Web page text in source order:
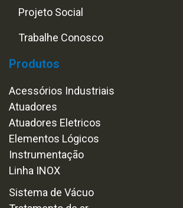
Projeto Social
Trabalhe Conosco
Produtos
Acessórios Industriais
Atuadores
Atuadores Eletricos
Elementos Lógicos
Instrumentação
Linha INOX
Sistema de Vácuo